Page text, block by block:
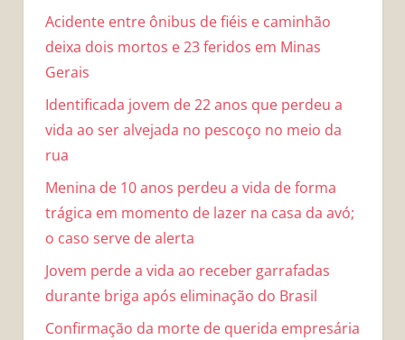
Acidente entre ônibus de fiéis e caminhão
deixa dois mortos e 23 feridos em Minas
Gerais
Identificada jovem de 22 anos que perdeu a
vida ao ser alvejada no pescoço no meio da
rua
Menina de 10 anos perdeu a vida de forma
trágica em momento de lazer na casa da avó;
o caso serve de alerta
Jovem perde a vida ao receber garrafadas
durante briga após eliminação do Brasil
Confirmação da morte de querida empresária